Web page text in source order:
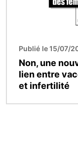
Publié le 15/07/
Non, une
lien entre
et infertilité